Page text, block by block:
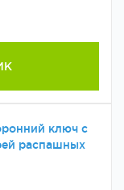
ключ с
распашных